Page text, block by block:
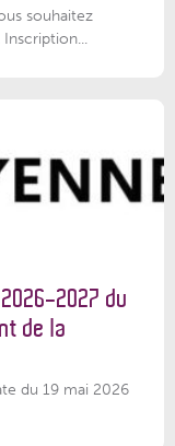
souhaitez
2027 du
de la
du 19 mai 2026